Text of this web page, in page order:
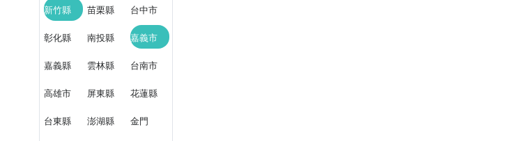
新竹縣 苗栗縣 台中市
彰化縣 南投縣 嘉義市
嘉義縣 雲林縣 台南市
高雄市 屏東縣 花蓮縣
台東縣 澎湖縣 金門